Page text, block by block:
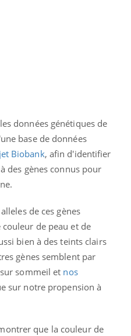
données génétiques de
base de données
Biobank, afin d'identifier
à des gènes connus pour
de ces gènes
de peau et de
bien à des teints clairs
gènes semblent par
sommeil et nos
sur notre propensionà
que la couleur de